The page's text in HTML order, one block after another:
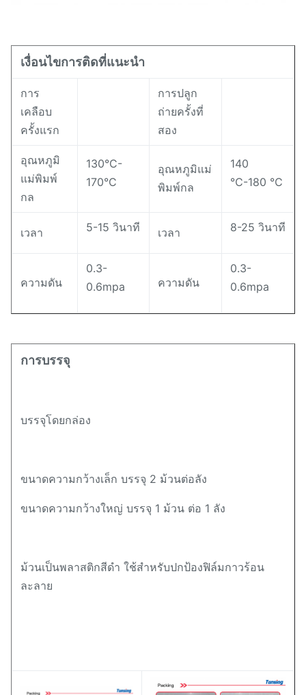
เงื่อนไขการติดที่แนะนำ
การ
เคลือบ
ครั้งแรก
การปลูก
ถ่ายครั้งที่
สอง
อุณหภูมิ
แม่พิมพ์
กล
130°C-
170°C
อุณหภูมิแม่
พิมพ์กล
140
℃-180 ℃
เวลา 5-15 วินาที เวลา 8-25 วินาที
ความดัน
0.3-
0.6mpa
ความดัน
0.3-
0.6mpa
การบรรจุ
บรรจุโดยกล่อง
ขนาดความกว้างเล็ก บรรจุ 2 ม้วนต่อลัง
ขนาดความกว้างใหญ่ บรรจุ 1 ม้วน ต่อ 1 ลัง
ม้วนเป็นพลาสติกสีดำ ใช้สำหรับปกป้องฟิล์มกาวร้อน
ละลาย